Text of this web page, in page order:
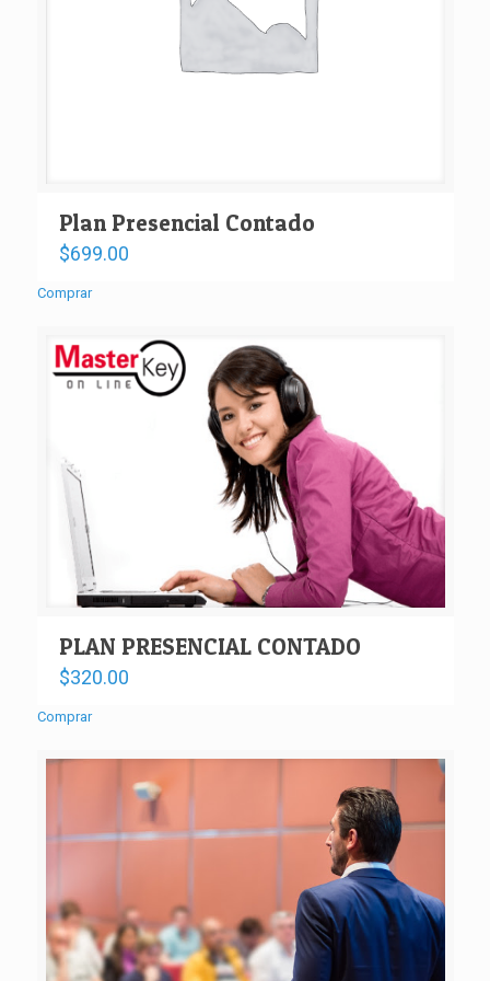
Plan Presencial Contado
$699.00
Comprar
PLAN PRESENCIAL CONTADO
$320.00
Comprar